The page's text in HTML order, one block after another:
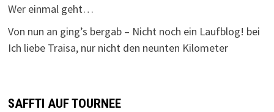
Wer einmal geht…
Von nun an ging’s bergab – Nicht noch ein Laufblog! bei
Ich liebe Traisa, nur nicht den neunten Kilometer
SAFFTI AUF TOURNEE